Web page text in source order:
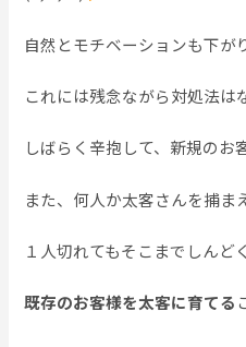
自然とモチベーションも下が
これには残念ながら対処法は
しばらく辛抱して、新規のお
また、何人か太客さんを捕ま
１人切れてもそこまでしんど
既存のお客様を太客に育てる